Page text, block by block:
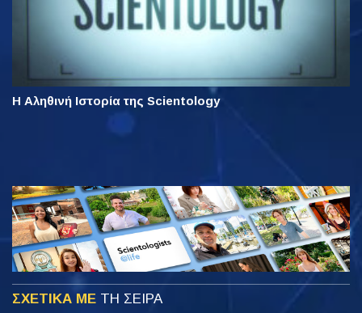
Η Αληθινή Ιστορία της Scientology
ΣΧΕΤΙΚΑ ΜΕ ΤΗ ΣΕΙΡΑ